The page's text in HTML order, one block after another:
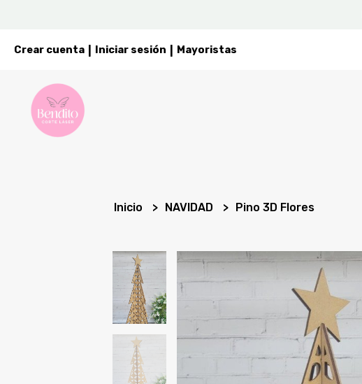
Crear cuenta Iniciar sesión Mayoristas
Inicio NAVIDAD Pino 3D Flores